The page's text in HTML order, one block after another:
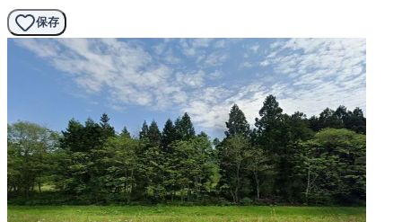
保存